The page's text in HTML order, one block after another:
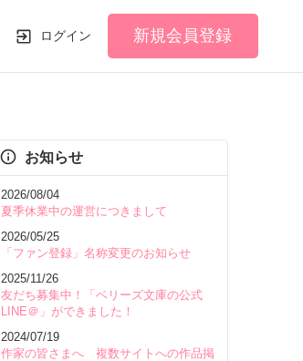
ログイン 新規会員登録
お知らせ
2026/08/04
夏季休業中の運営につきまして
2026/05/25
「ファン登録」名称変更のお知らせ
2025/11/26
友だち募集中！「ベリーズ文庫の公式
LINE＠」ができました！
2024/07/19
作家の皆さまへ 複数サイトへの作品掲